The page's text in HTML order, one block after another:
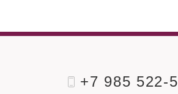
+7 985 522-